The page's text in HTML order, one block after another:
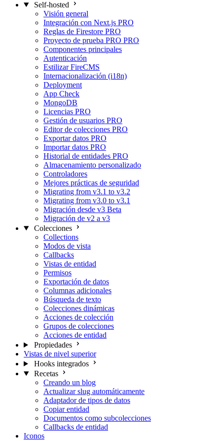
Self-hosted
Visión general
Integración con Next.js PRO
Reglas de Firestore PRO
Proyecto de prueba PRO PRO
Componentes principales
Autenticación
Estilizar FireCMS
Internacionalización (i18n)
Deployment
App Check
MongoDB
Licencias PRO
Gestión de usuarios PRO
Editor de colecciones PRO
Exportar datos PRO
Importar datos PRO
Historial de entidades PRO
Almacenamiento personalizado
Controladores
Mejores prácticas de seguridad
Migrating from v3.1 to v3.2
Migrating from v3.0 to v3.1
Migración desde v3 Beta
Migración de v2 a v3
Colecciones
Collections
Modos de vista
Callbacks
Vistas de entidad
Permisos
Exportación de datos
Columnas adicionales
Búsqueda de texto
Colecciones dinámicas
Acciones de colección
Grupos de colecciones
Acciones de entidad
Propiedades
Vistas de nivel superior
Hooks integrados
Recetas
Creando un blog
Actualizar slug automáticamente
Adaptador de tipos de datos
Copiar entidad
Documentos como subcolecciones
Callbacks de entidad
Iconos